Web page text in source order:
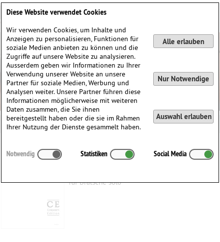
für Bratsche solo
Diese Website verwendet Cookies
Wir verwenden Cookies, um Inhalte und
Anzeigen zu personalisieren, Funktionen für
soziale Medien anbieten zu können und die
Zugriffe auf unsere Website zu analysieren.
Ausserdem geben wir Informationen zu Ihrer
Verwendung unserer Website an unsere
Partner für soziale Medien, Werbung und
Analysen weiter. Unsere Partner führen diese
Informationen möglicherweise mit weiteren
Daten zusammen, die Sie ihnen
bereitgestellt haben oder die sie im Rahmen
Ihrer Nutzung der Dienste gesammelt haben.
Alle erlauben
Nur Notwendige
Auswahl erlauben
Notwendig Statistiken Social Media